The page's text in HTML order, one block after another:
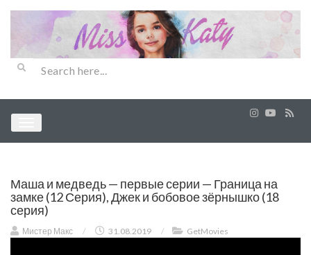
Маша и медведь — первые серии — Граница на
замке (12 Серия), Джек и бобовое зёрнышко (18
серия)
Мистер Макс / 31.08.2019 / GetMovies